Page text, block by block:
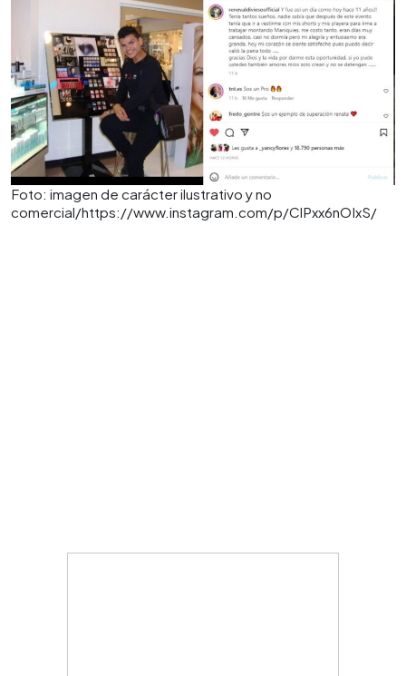
Foto: imagen de carácter ilustrativo y no
comercial/https://www.instagram.com/p/ClPxx6nOIxS/